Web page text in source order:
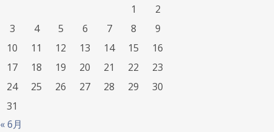
1
2
3
4 5 6 7 8
9
10
11 12 13 14 15
16
17
18 19 20 21 22
23
24
25 26 27 28 29
30
31
« 6月